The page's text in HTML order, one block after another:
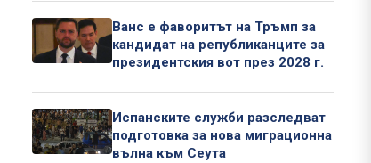
Ванс е фаворитът на Тръмп за
кандидат на републиканците за
президентския вот през 2028 г.
Испанските служби разследват
подготовка за нова миграционна
вълна към Сеута